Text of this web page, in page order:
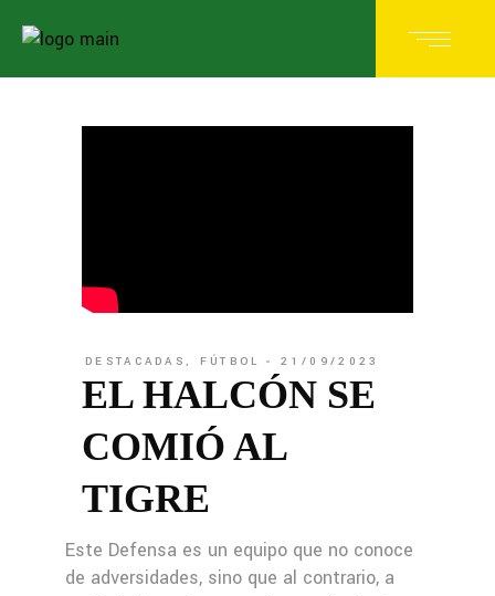
DESTACADAS , FÚTBOL 21/09/2023
EL HALCÓN SE
COMIÓ AL
TIGRE
Este Defensa es un equipo que no conoce
de adversidades, sino que al contrario, a